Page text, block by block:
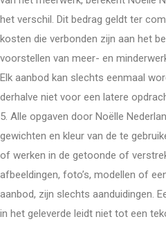
het verschil. Dit bedrag geldt ter
kosten die verbonden zijn aan het
voorstellen van meer- en
Elk aanbod kan slechts eenmaal
derhalve niet voor een latere
5. Alle opgaven door Noëlle
gewichten en kleur van de te
of werken in de getoonde of
afbeeldingen, foto’s, modellen of
aanbod, zijn slechts aanduidingen.
in het geleverde leidt niet tot een